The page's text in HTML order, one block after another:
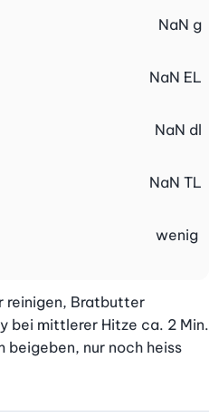
NaN g
NaN EL
NaN dl
NaN TL
wenig
reinigen, Bratbutter
bei mittlerer Hitze ca. 2 Min.
beigeben, nur noch heiss